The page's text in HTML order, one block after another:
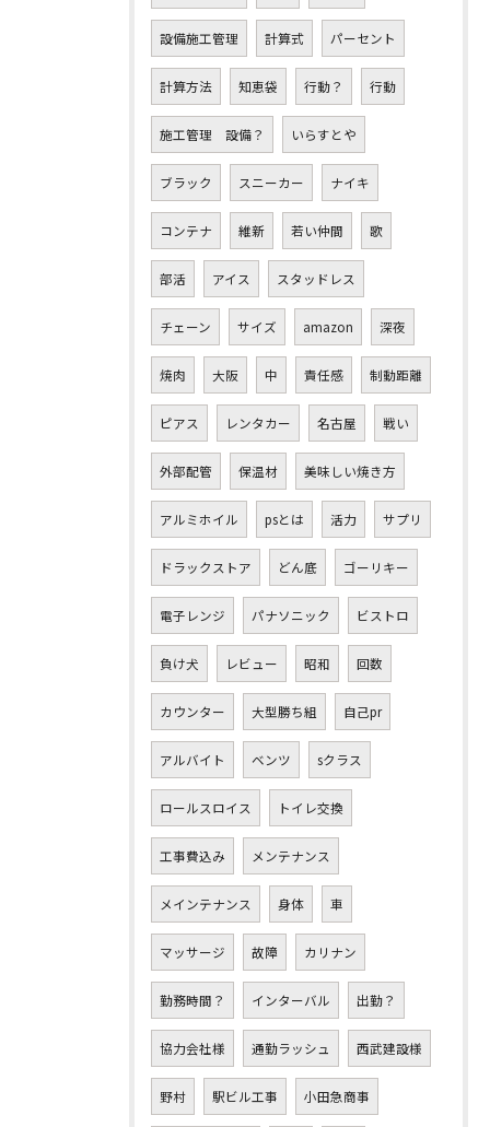
設備施工管理 計算式 パーセント
計算方法 知恵袋 行動？ 行動
施工管理 設備？ いらすとや
ブラック スニーカー ナイキ
コンテナ 維新 若い仲間 歌
部活 アイス スタッドレス
チェーン サイズ amazon 深夜
焼肉 大阪 中 責任感 制動距離
ピアス レンタカー 名古屋 戦い
外部配管 保温材 美味しい焼き方
アルミホイル psとは 活力 サプリ
ドラックストア どん底 ゴーリキー
電子レンジ パナソニック ビストロ
負け犬 レビュー 昭和 回数
カウンター 大型勝ち組 自己pr
アルバイト ベンツ sクラス
ロールスロイス トイレ交換
工事費込み メンテナンス
メインテナンス 身体 車
マッサージ 故障 カリナン
勤務時間？ インターバル 出勤？
協力会社様 通勤ラッシュ 西武建設様
野村 駅ビル工事 小田急商事